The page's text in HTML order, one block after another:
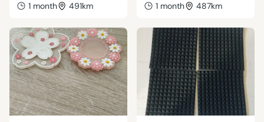
1 month 491km 1 month 487km